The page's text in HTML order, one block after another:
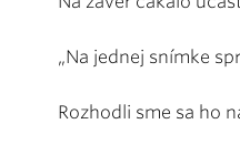
„Na jednej snímke
Rozhodli sme sa ho